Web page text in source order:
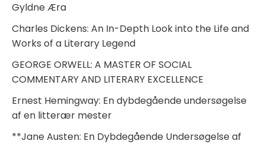
Gyldne Æra
Charles Dickens: An In-Depth Look into the Life and
Works of a Literary Legend
GEORGE ORWELL: A MASTER OF SOCIAL
COMMENTARY AND LITERARY EXCELLENCE
Ernest Hemingway: En dybdegående undersøgelse
af en litterær mester
**Jane Austen: En Dybdegående Undersøgelse af